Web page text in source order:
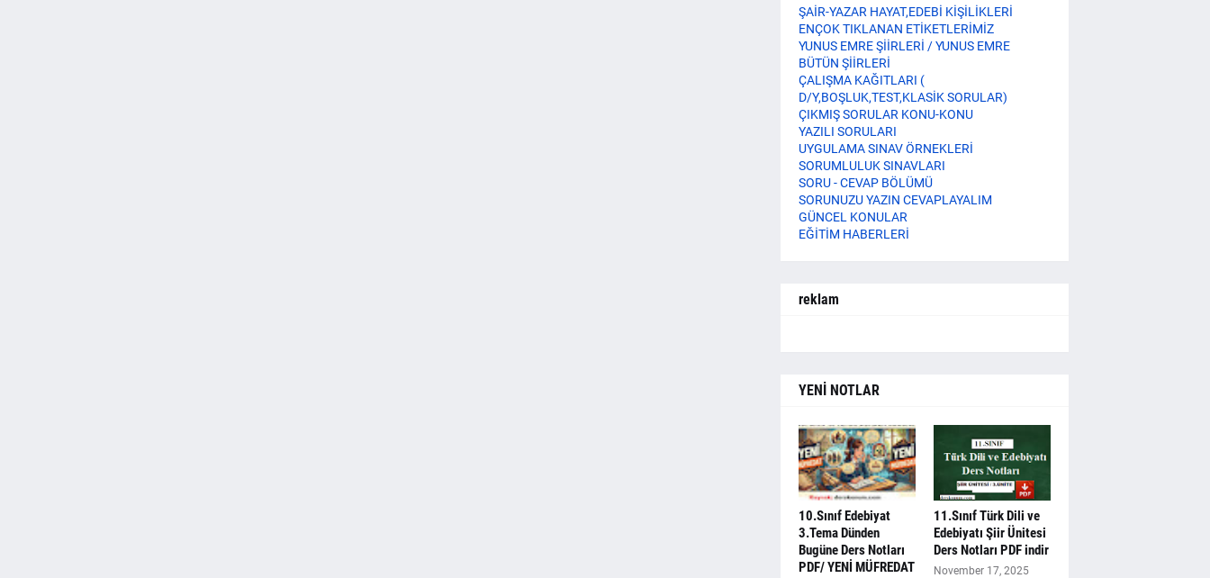
ŞAİR-YAZAR HAYAT,EDEBİ KİŞİLİKLERİ
ENÇOK TIKLANAN ETİKETLERİMİZ
YUNUS EMRE ŞİİRLERİ / YUNUS EMRE
BÜTÜN ŞİİRLERİ
ÇALIŞMA KAĞITLARI (
D/Y,BOŞLUK,TEST,KLASİK SORULAR)
ÇIKMIŞ SORULAR KONU-KONU
YAZILI SORULARI
UYGULAMA SINAV ÖRNEKLERİ
SORUMLULUK SINAVLARI
SORU - CEVAP BÖLÜMÜ
SORUNUZU YAZIN CEVAPLAYALIM
GÜNCEL KONULAR
EĞİTİM HABERLERİ
reklam
YENİ NOTLAR
10.Sınıf Edebiyat
3.Tema Dünden
Bugüne Ders Notları
PDF/ YENİ MÜFREDAT
11.Sınıf Türk Dili ve
Edebiyatı Şiir Ünitesi
Ders Notları PDF indir
November 17, 2025